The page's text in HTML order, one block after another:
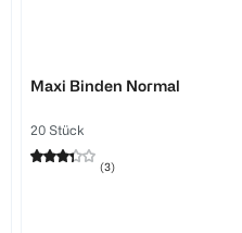
Maxi Binden Normal
20 Stück
(3)